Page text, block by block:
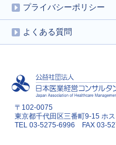
プライバシーポリシー
よくある質問
〒102-0075
東京都千代田区三番町9-15 ホ
TEL 03-5275-6996 FAX 03-